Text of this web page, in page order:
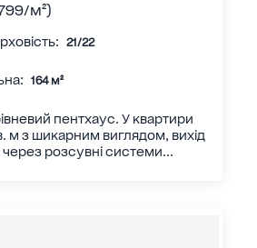
м²)
21/22
164 м²
пентхаус. У квартири
м з шикарним виглядом, вихід
розсувні системи...